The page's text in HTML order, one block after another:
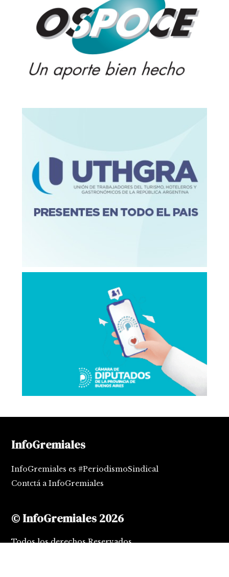
InfoGremiales
InfoGremiales es #PeriodismoSindical
Contctá a InfoGremiales
© InfoGremiales 2026
Todos los derechos Reservados